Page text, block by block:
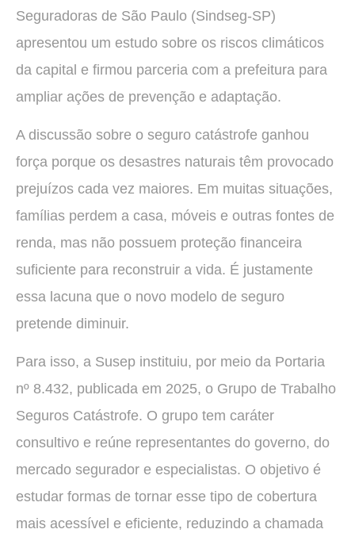
Seguradoras de São Paulo (Sindseg-SP)
apresentou um estudo sobre os riscos climáticos
da capital e firmou parceria com a prefeitura para
ampliar ações de prevenção e adaptação.
A discussão sobre o seguro catástrofe ganhou
força porque os desastres naturais têm provocado
prejuízos cada vez maiores. Em muitas situações,
famílias perdem a casa, móveis e outras fontes de
renda, mas não possuem proteção financeira
suficiente para reconstruir a vida. É justamente
essa lacuna que o novo modelo de seguro
pretende diminuir.
Para isso, a Susep instituiu, por meio da Portaria
nº 8.432, publicada em 2025, o Grupo de Trabalho
Seguros Catástrofe. O grupo tem caráter
consultivo e reúne representantes do governo, do
mercado segurador e especialistas. O objetivo é
estudar formas de tornar esse tipo de cobertura
mais acessível e eficiente, reduzindo a chamada